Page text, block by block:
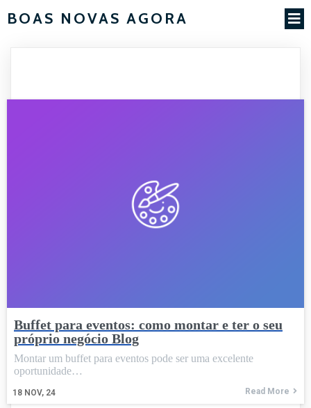
BOAS NOVAS AGORA
Buffet para eventos: como montar e ter o seu
próprio negócio Blog
18 NOV, 24
Montar um buffet para eventos pode ser uma excelente
oportunidade…
Read More